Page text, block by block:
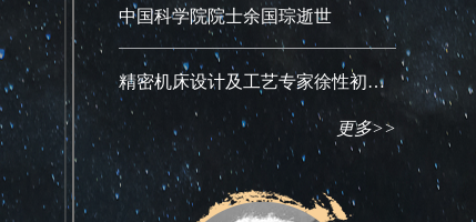
中国科学院院士余国琮逝世
精密机床设计及工艺专家徐性初逝世
更多>>